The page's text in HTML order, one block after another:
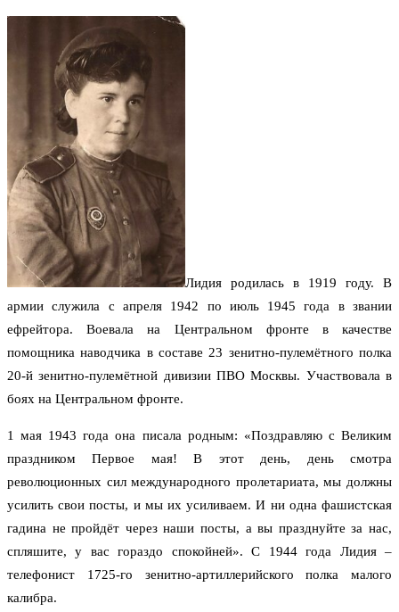
Лидия родилась в 1919 году. В
армии служила с апреля 1942 по июль 1945 года в звании
ефрейтора. Воевала на Центральном фронте в качестве
помощника наводчика в составе 23 зенитно-пулемётного полка
20-й зенитно-пулемётной дивизии ПВО Москвы. Участвовала в
боях на Центральном фронте.
1 мая 1943 года она писала родным: «Поздравляю с Великим
праздником Первое мая! В этот день, день смотра
революционных сил международного пролетариата, мы должны
усилить свои посты, и мы их усиливаем. И ни одна фашистская
гадина не пройдёт через наши посты, а вы празднуйте за нас,
спляшите, у вас гораздо спокойней». С 1944 года Лидия –
телефонист 1725-го зенитно-артиллерийского полка малого
калибра.